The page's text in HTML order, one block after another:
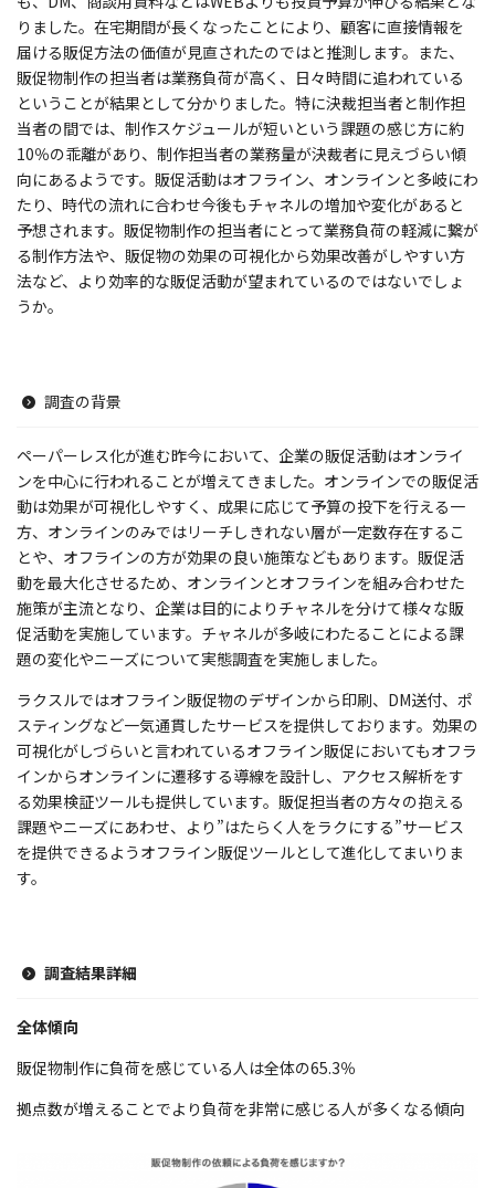
りました。在宅期間が長くなったことにより、顧客に直接情報を
届ける販促方法の価値が見直されたのではと推測します。また、
販促物制作の担当者は業務負荷が高く、日々時間に追われている
ということが結果として分かりました。特に決裁担当者と制作担
当者の間では、制作スケジュールが短いという課題の感じ方に約
10％の乖離があり、制作担当者の業務量が決裁者に見えづらい傾
向にあるようです。販促活動はオフライン、オンラインと多岐にわ
たり、時代の流れに合わせ今後もチャネルの増加や変化があると
予想されます。販促物制作の担当者にとって業務負荷の軽減に繋が
る制作方法や、販促物の効果の可視化から効果改善がしやすい方
法など、より効率的な販促活動が望まれているのではないでしょ
うか。
調査の背景
ペーパーレス化が進む昨今において、企業の販促活動はオンライ
ンを中心に行われることが増えてきました。オンラインでの販促活
動は効果が可視化しやすく、成果に応じて予算の投下を行える一
方、オンラインのみではリーチしきれない層が一定数存在するこ
とや、オフラインの方が効果の良い施策などもあります。販促活
動を最大化させるため、オンラインとオフラインを組み合わせた
施策が主流となり、企業は目的によりチャネルを分けて様々な販
促活動を実施しています。チャネルが多岐にわたることによる課
題の変化やニーズについて実態調査を実施しました。
ラクスルではオフライン販促物のデザインから印刷、DM送付、ポ
スティングなど一気通貫したサービスを提供しております。効果の
可視化がしづらいと言われているオフライン販促においてもオフラ
インからオンラインに遷移する導線を設計し、アクセス解析をす
る効果検証ツールも提供しています。販促担当者の方々の抱える
課題やニーズにあわせ、より”はたらく人をラクにする”サービス
を提供できるようオフライン販促ツールとして進化してまいりま
す。
調査結果詳細
全体傾向
販促物制作に負荷を感じている人は全体の65.3％
拠点数が増えることでより負荷を非常に感じる人が多くなる傾向